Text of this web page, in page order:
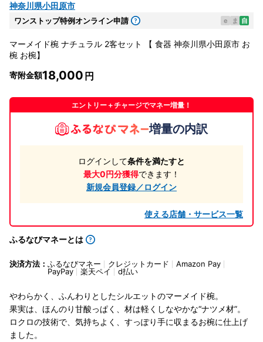
神奈川県小田原市
ワンストップ特例オンライン申請 e ま 自
マーメイド椀 ナチュラル 2客セット 【 食器 神奈川県小田原市 お
椀 お椀】
寄附金額18,000
エントリー＋チャージでマネー増量！
増量の内訳
ログインして条件を満たすと
最大0円分獲得できます！
新規会員登録／ログイン
使える店舗・サービス一覧
ふるなびマネーとは
決済方法： ふるなびマネー クレジットカード
Amazon Pay
PayPay
楽天ペイ d払い
やわらかく、ふんわりとしたシルエットのマーメイド椀。
果実は、ほんのり甘酸っぱく、材は軽くしなやかな“ナツメ材”。
ロクロの技術で、気持ちよく、すっぽり手に収まるお椀に仕上げ
ました。